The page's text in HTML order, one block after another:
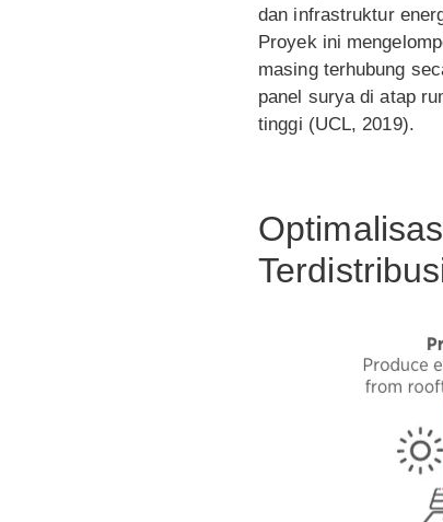
dan infrastruktur
Proyek ini
masing terhubung
panel surya di atap
tinggi (UCL, 2019).